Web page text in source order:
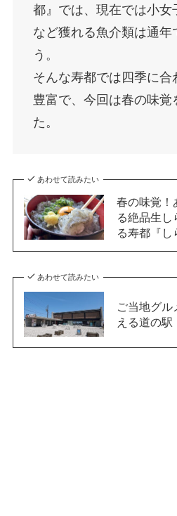
都』では、現在では小女
など獲れる魚介類は通年
う。
そんな寿都では四季に合
豊富で、今回は春の味覚
た。
あわせて読みたい
春の味覚！
る絶品生し
る寿都『し
あわせて読みたい
ご当地グル
える道の駅